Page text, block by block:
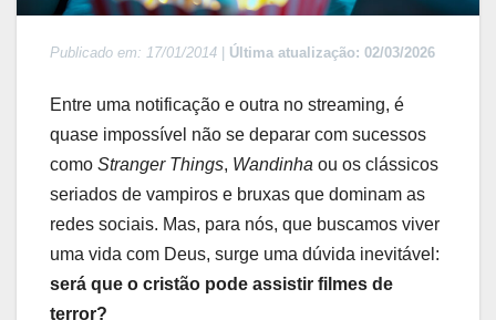
Publicado em: 17/01/2014 Última atualização: 02/03/2026
Entre uma notificação e outra no streaming, é
quase impossível não se deparar com sucessos
como Stranger Things, Wandinha ou os clássicos
seriados de vampiros e bruxas que dominam as
redes sociais. Mas, para nós, que buscamos viver
uma vida com Deus, surge uma dúvida inevitável:
será que o cristão pode assistir filmes de
terror?